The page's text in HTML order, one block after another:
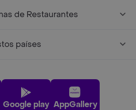
de Restaurantes
países
Google play AppGallery